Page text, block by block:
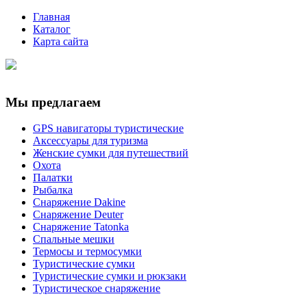
Главная
Каталог
Карта сайта
Мы предлагаем
GPS навигаторы туристические
Аксессуары для туризма
Женские сумки для путешествий
Охота
Палатки
Рыбалка
Снаряжение Dakine
Снаряжение Deuter
Снаряжение Tatonka
Спальные мешки
Термосы и термосумки
Туристические сумки
Туристические сумки и рюкзаки
Туристическое снаряжение